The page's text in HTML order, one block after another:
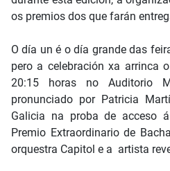
os premios dos que farán
O día un é o día grande das
pero a celebración xa arrinca
20:15 horas no Auditorio
pronunciado por Patricia
Galicia na proba de acceso
Premio Extraordinario de
orquestra Capitol e a artista